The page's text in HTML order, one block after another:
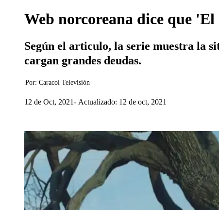
Web norcoreana dice que
Según el articulo, la serie muestra la
cargan grandes deudas.
Por: Caracol Televisión
12 de Oct, 2021 Actualizado: 12 de oct, 2021